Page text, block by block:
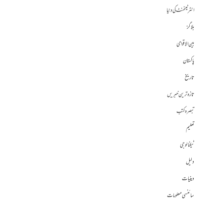
انٹرٹینمنٹ کی دنیا
بلاگز
بین الاقوامی
پاکستان
تاریخ
تازہ ترین خبریں
تبصرہ کتب
تعلیم
ٹیکنالوجی
دلیل
دینیات
سائنسی معلومات